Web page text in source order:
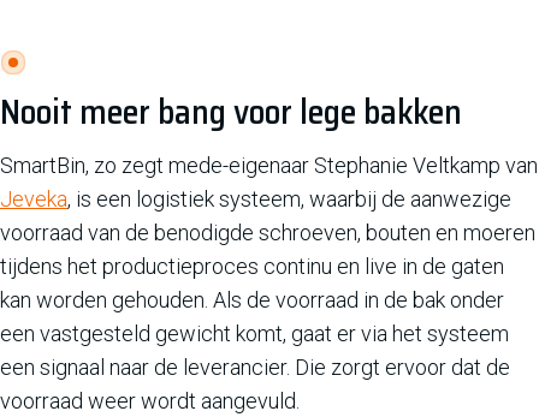
Nooit meer bang voor lege bakken
SmartBin, zo zegt mede-eigenaar Stephanie Veltkamp van
Jeveka, is een logistiek systeem, waarbij de aanwezige
voorraad van de benodigde schroeven, bouten en moeren
tijdens het productieproces continu en live in de gaten
kan worden gehouden. Als de voorraad in de bak onder
een vastgesteld gewicht komt, gaat er via het systeem
een signaal naar de leverancier. Die zorgt ervoor dat de
voorraad weer wordt aangevuld.